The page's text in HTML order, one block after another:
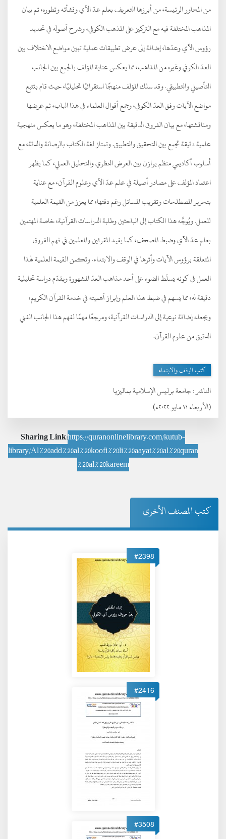
(الأربعاء ١١ مايو ٢٠٢٢ء)
الناشر :جامعة برليس الإسلامية بماليزيا
من المحاور الرئيسة، من أبرزها التعريف بعلم عدّ الآي ونشأته وتطوره، ثم بيان
المذاهب المختلفة فيه مع التركيز على المذهب الكوفي، وشرح أصوله في تحديد
رؤوس الآي وعدّها، إضافة إلى عرض تطبيقات عملية تبين مواضع الاختلاف بين
العدّ الكوفي وغيره من المذاهب، مما يعكس عناية المؤلف بالجمع بين الجانب
التأصيلي والتطبيقي. وقد سلك المؤلف منهجًا استقرائيًا تحليليًا، حيث قام بتتبع
مواضع الآيات وفق العدّ الكوفي، وجمع أقوال العلماء في هذا الباب، ثم عرضها
ومناقشتها، مع بيان الفروق الدقيقة بين المذاهب المختلفة، وهو ما يعكس منهجية
علمية دقيقة تجمع بين التحقيق والتطبيق. وتمتاز لغة الكتاب بالرصانة والدقة، مع
أسلوب أكاديمي منظم يوازن بين العرض النظري والتحليل العملي، كما يظهر
اعتماد المؤلف على مصادر أصيلة في علم عدّ الآي وعلوم القرآن، مع عناية
بتحرير المصطلحات وتقريب المسائل رغم دقتها، مما يعزز من القيمة العلمية
للعمل. ويُوجَّه هذا الكتاب إلى الباحثين وطلبة الدراسات القرآنية، خاصة المهتمين
بعلم عدّ الآي وضبط المصحف، كما يفيد المقرئين والمعلمين في فهم الفروق
المتعلقة برؤوس الآيات وأثرها في الوقف والابتداء. وتكمن القيمة العلمية لهذا
العمل في كونه يسلّط الضوء على أحد مذاهب العدّ المشهورة ويقدّم دراسة تحليلية
دقيقة له، مما يسهم في ضبط هذا العلم وإبراز أهميته في خدمة القرآن الكريم،
ويجعله إضافة نوعية إلى الدراسات القرآنية، ومرجعًا مهمًا لفهم هذا الجانب الفني
الدقيق من علوم القرآن.
كتب الوقف والابتداء
Sharing Link:https://quranonlinelibrary.com/kutub-
library/Al%20add%20al%20koofi%20li%20aayat%20al%20quran
%20al%20kareem
كتب المصنف الأخرى
#2398
#2416
#3508